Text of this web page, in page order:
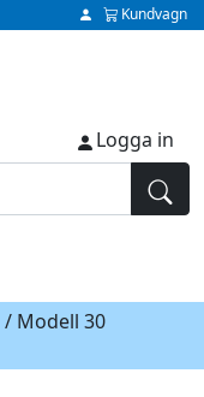
Kundvagn
Logga in
/ Modell 30